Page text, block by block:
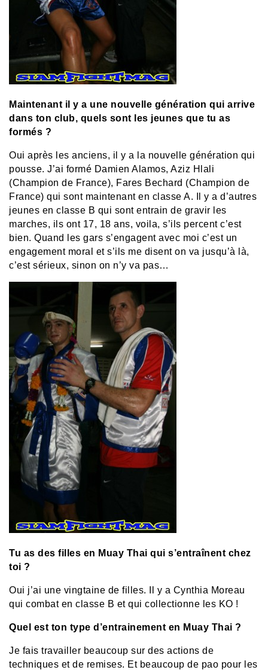
Maintenant il y a une nouvelle génération qui arrive
dans ton club, quels sont les jeunes que tu as
formés ?
Oui après les anciens, il y a la nouvelle génération qui
pousse. J’ai formé Damien Alamos, Aziz Hlali
(Champion de France), Fares Bechard (Champion de
France) qui sont maintenant en classe A. Il y a d’autres
jeunes en classe B qui sont entrain de gravir les
marches, ils ont 17, 18 ans, voila, s’ils percent c’est
bien. Quand les gars s’engagent avec moi c’est un
engagement moral et s’ils me disent on va jusqu’à là,
c’est sérieux, sinon on n’y va pas…
Tu as des filles en Muay Thai qui s’entraînent chez
toi ?
Oui j’ai une vingtaine de filles. Il y a Cynthia Moreau
qui combat en classe B et qui collectionne les KO !
Quel est ton type d’entrainement en Muay Thai ?
Je fais travailler beaucoup sur des actions de
techniques et de remises. Et beaucoup de pao pour les